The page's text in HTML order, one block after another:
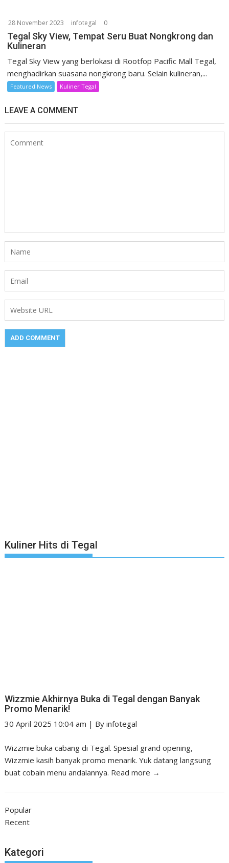
28 November 2023 infotegal 0
Tegal Sky View, Tempat Seru Buat Nongkrong dan
Kulineran
Tegal Sky View yang berlokasi di Rootfop Pacific Mall Tegal,
menghadirkan suasana nongkrong baru. Selain kulineran,...
Featured News Kuliner Tegal
LEAVE A COMMENT
Kuliner Hits di Tegal
Wizzmie Akhirnya Buka di Tegal dengan Banyak
Promo Menarik!
30 April 2025 10:04 am | Byinfotegal
Wizzmie buka cabang di Tegal. Spesial grand opening,
Wizzmie kasih banyak promo menarik. Yuk datang langsung
buat cobain menu andalannya. Read more →
Popular
Recent
Kategori